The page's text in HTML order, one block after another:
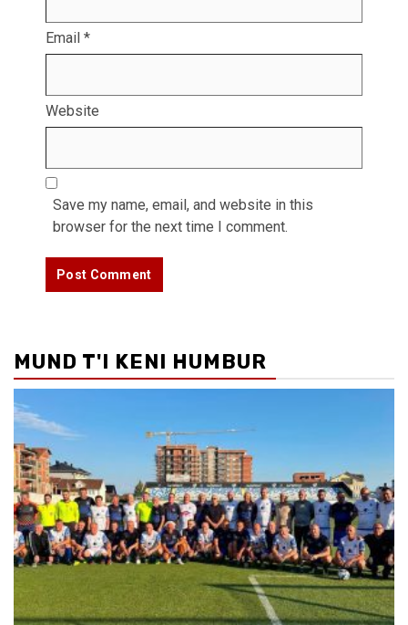
Email *
Website
Save my name, email, and website in this
browser for the next time I comment.
MUND T'I KENI HUMBUR